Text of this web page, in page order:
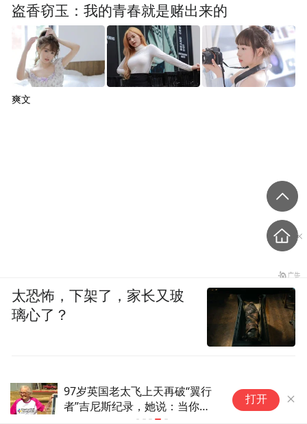
97岁英国老太飞上天再破“翼行
者”吉尼斯纪录，她说：当你老
了，视力模糊行动受限，更想做
打开
盗香窃玉：我的青春就是赌出来的
爽文
太恐怖，下架了，家长又玻
璃心了？